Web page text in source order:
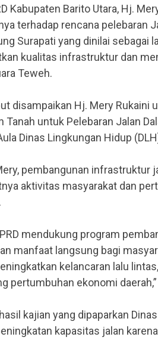
Kabupaten Barito Utara, Hj.
terhadap rencana pelebaran
Surapati yang dinilai sebagai
kualitas infrastruktur dan
Teweh.
disampaikan Hj. Mery Rukaini
Tanah untuk Pelebaran Jalan
Dinas Lingkungan Hidup
pembangunan infrastruktur
aktivitas masyarakat dan
mendukung program
manfaat langsung bagi
kelancaran lalu
pertumbuhan ekonomi
kajian yang dipaparkan
kapasitas jalan